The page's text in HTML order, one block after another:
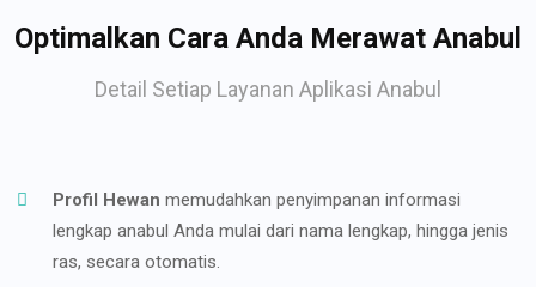
Optimalkan Cara Anda Merawat Anabul
Detail Setiap Layanan Aplikasi Anabul
Profil Hewan memudahkan penyimpanan informasi
lengkap anabul Anda mulai dari nama lengkap, hingga jenis
ras, secara otomatis.